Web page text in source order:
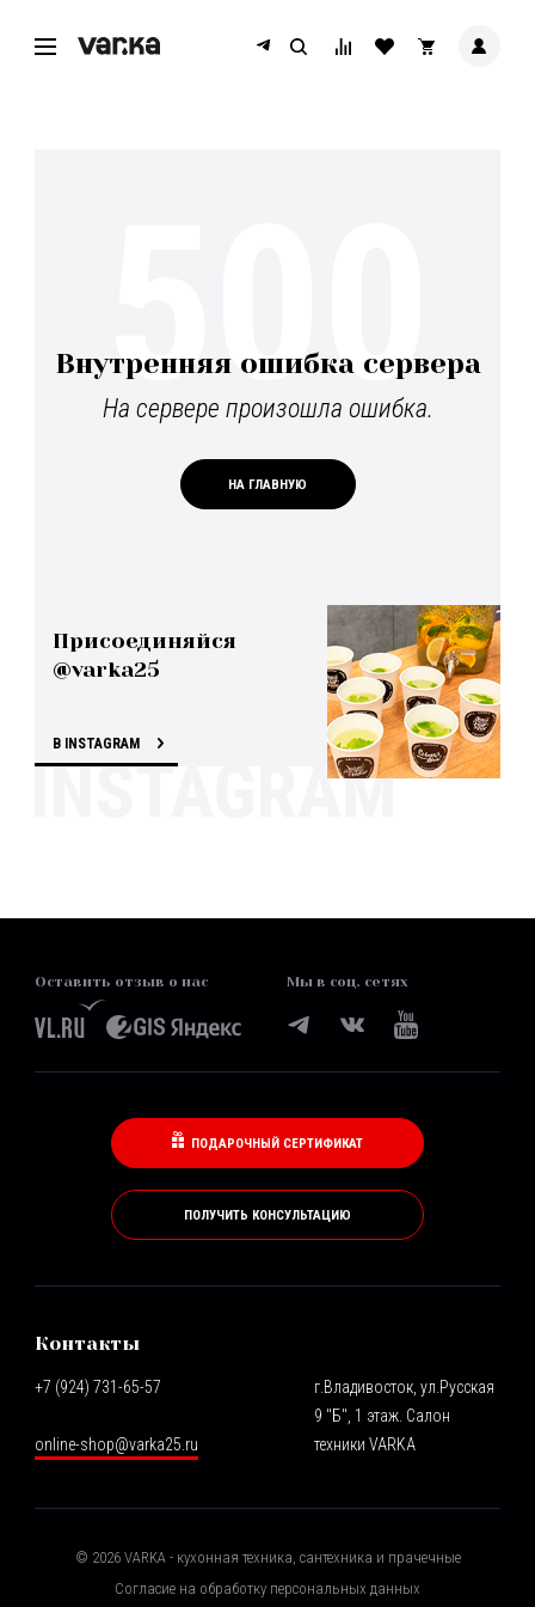
Внутренняя ошибка сервера
На сервере произошла ошибка.
НА ГЛАВНУЮ
500
Присоединяйся
@varka25
В INSTAGRAM
Оставить отзыв о нас Мы в соц. сетях
ПОДАРОЧНЫЙ СЕРТИФИКАТ
ПОЛУЧИТЬ КОНСУЛЬТАЦИЮ
Контакты
+7 (924) 731-65-57
online-shop@varka25.ru
г.Владивосток, ул.Русская
9 "Б", 1 этаж. Салон
техники VARKA
© 2026VARKA - кухонная техника, сантехника и прачечные
Согласие на обработку персональных данных